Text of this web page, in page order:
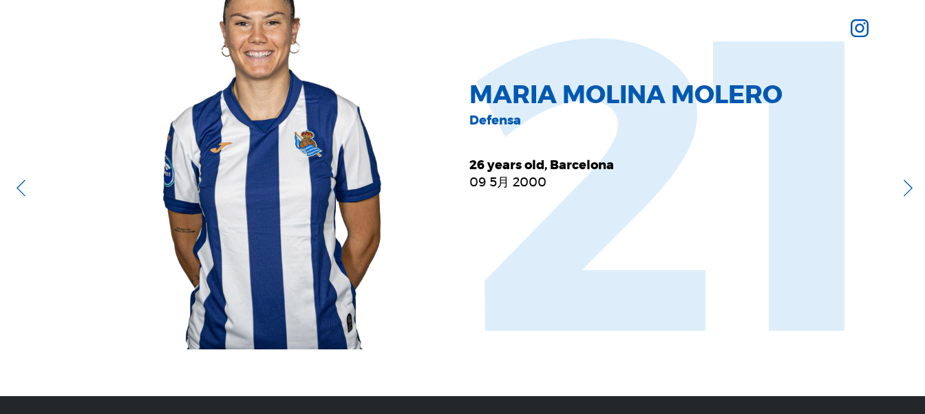
MARIA MOLINA MOLERO
Defensa
26 years old, Barcelona
09 5月 2000
21